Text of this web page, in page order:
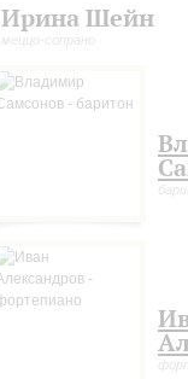
Ирина Шейн
меццо-сопрано